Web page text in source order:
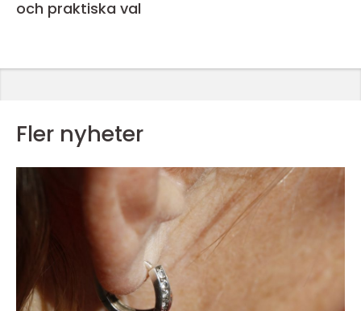
och praktiska val
Fler nyheter